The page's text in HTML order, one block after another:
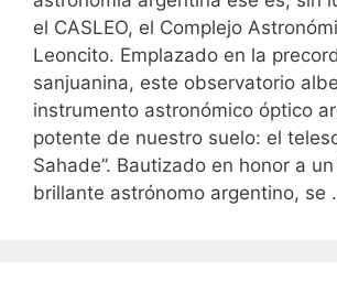
el CASLEO, el Complejo
Leoncito. Emplazado en la
sanjuanina, este observatorio
instrumento astronómico óptico
potente de nuestro suelo: el
Sahade”. Bautizado en honor a
brillante astrónomo argentino, se